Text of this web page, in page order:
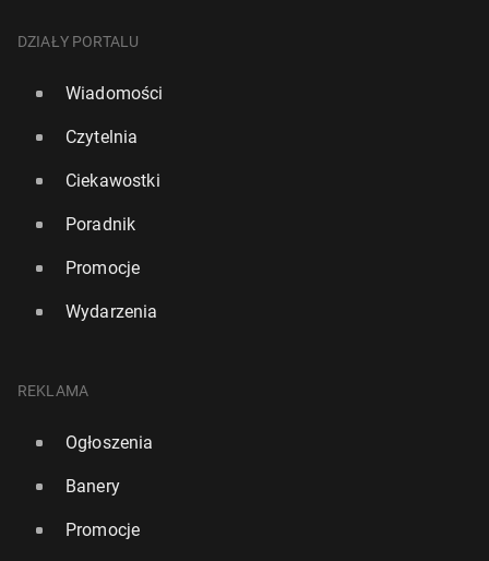
DZIAŁY PORTALU
Wiadomości
Czytelnia
Ciekawostki
Poradnik
Promocje
Wydarzenia
REKLAMA
Ogłoszenia
Banery
Promocje